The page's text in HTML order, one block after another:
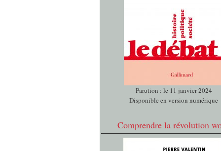
Parution : le 11 janvier 2024
Disponible en version numérique
Comprendre la révolution